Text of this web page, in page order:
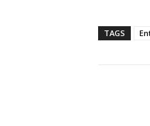
TAGS